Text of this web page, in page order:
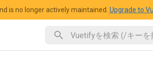
is no longer actively maintained. Upgrade to